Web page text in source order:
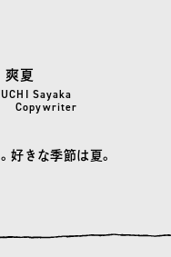
爽夏
Sayaka
Copywriter
好きな季節は夏。